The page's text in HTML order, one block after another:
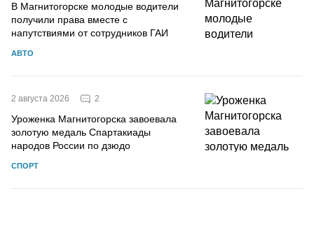
В Магнитогорске молодые водители
получили права вместе с
напутствиями от сотрудников ГАИ
АВТО
2 августа 2026 2
Уроженка Магнитогорска завоевала
золотую медаль Спартакиады
народов России по дзюдо
СПОРТ